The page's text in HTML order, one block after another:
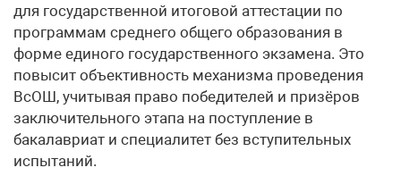
для государственной итоговой аттестации по
программам среднего общего образования в
форме единого государственного экзамена. Это
повысит объективность механизма проведения
ВсОШ, учитывая право победителей и призёров
заключительного этапа на поступление в
бакалавриат и специалитет без вступительных
испытаний.